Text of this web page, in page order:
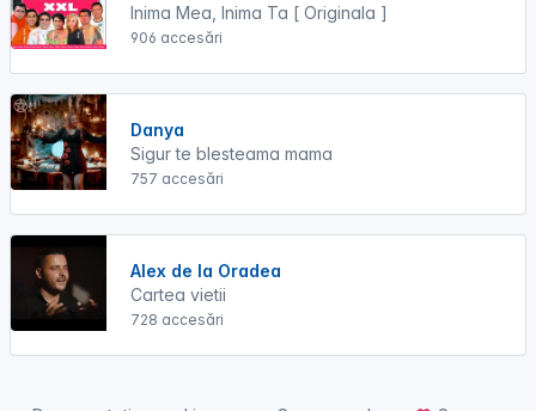
Inima Mea, Inima Ta [ Originala ]
906 accesări
Danya
Sigur te blesteama mama
757 accesări
Alex de la Oradea
Cartea vietii
728 accesări